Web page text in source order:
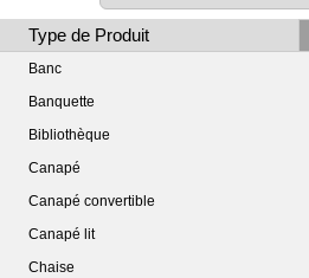
Type de Produit
Banc
Banquette
Bibliothèque
Canapé
Canapé convertible
Canapé lit
Chaise